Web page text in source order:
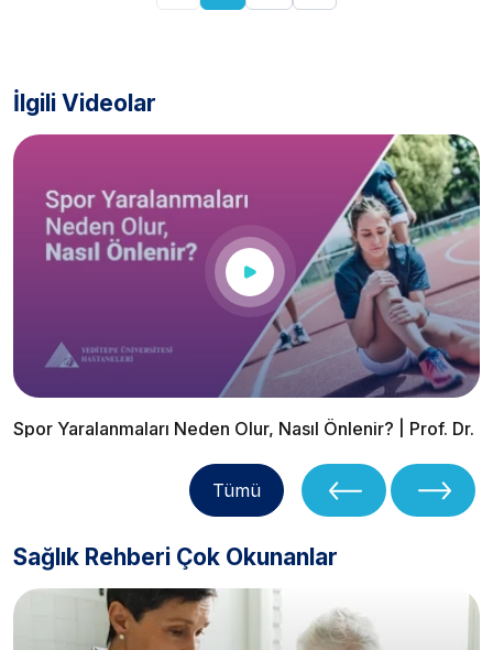
İlgili Videolar
Spor Yaralanmaları Neden Olur, Nasıl Önlenir? | Prof. Dr.
Tümü
Sağlık Rehberi Çok Okunanlar